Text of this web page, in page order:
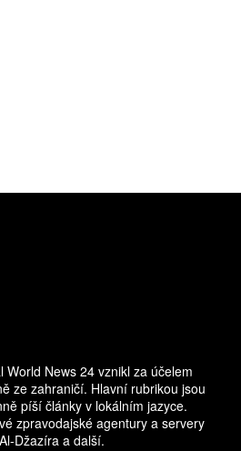
News 24 vznikl za účelem
ze zahraničí. Hlavní rubrikou jsou
píší články v lokálním jazyce.
zpravodajské agentury a servery
Džazíra a další.